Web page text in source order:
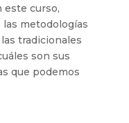
este curso,
metodologías
tradicionales
son sus
que podemos